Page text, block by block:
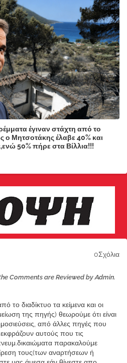
έγιναν στάχτη από το
ο Μητσοτάκης έλαβε 40% και
50% πήρε στα Βίλλια!!!
0Σχόλια
Comments are Reviewed by Admin.
το διαδίκτυο τα κείμενα και οι
της πηγής) θεωρούμε ότι είναι
από άλλες πηγές που
αυτούς που τις
παρακαλούμε
τους(των αναρτήσεων ή